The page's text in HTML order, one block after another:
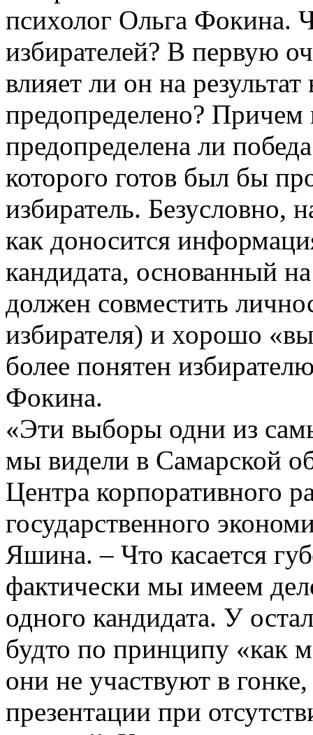
психолог Ольга Фокина.
избирателей? В первую
влияет ли он на
предопределено?
предопределена ли
которого готов был бы
избиратель. Безусловно,
как доносится
кандидата, основанный
должен совместить
избирателя) и хорошо
более понятен
Фокина.
«Эти выборы одни из
мы видели в Самарской
Центра корпоративного
государственного
Яшина. – Что касается
фактически мы имеем
одного кандидата. У
будто по принципу «как
они не участвуют в
презентации при